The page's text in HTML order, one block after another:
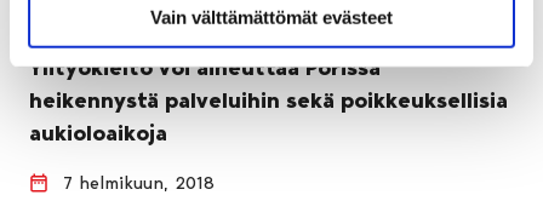
Vain välttämättömät evästeet
Ylityökielto voi aiheuttaa Porissa
heikennystä palveluihin sekä poikkeuksellisia
aukioloaikoja
7 helmikuun, 2018